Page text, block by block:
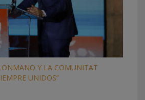
Y LA COMUNITAT
UNIDOS”